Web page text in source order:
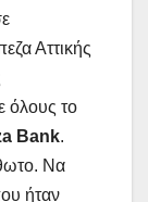
Αττικής
όλους το
Bank.
Να
ήταν